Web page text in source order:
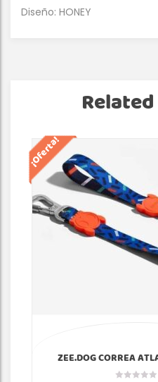
Diseño: HONEY
¡Oferta!
ZEE.DOG CORREA